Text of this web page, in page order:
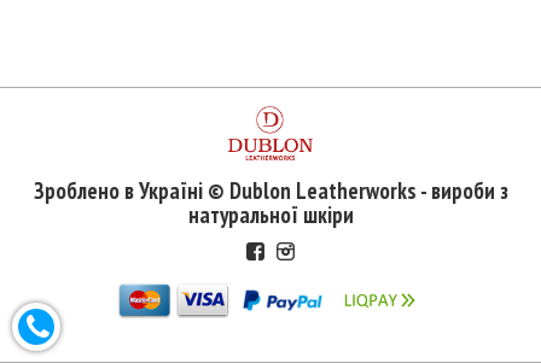
Зроблено в Україні © Dublon Leatherworks - вироби з
натуральної шкіри